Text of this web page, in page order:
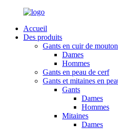
Accueil
Des produits
Gants en cuir de mouton
Dames
Hommes
Gants en peau de cerf
Gants et mitaines en
Gants
Dames
Hommes
Mitaines
Dames